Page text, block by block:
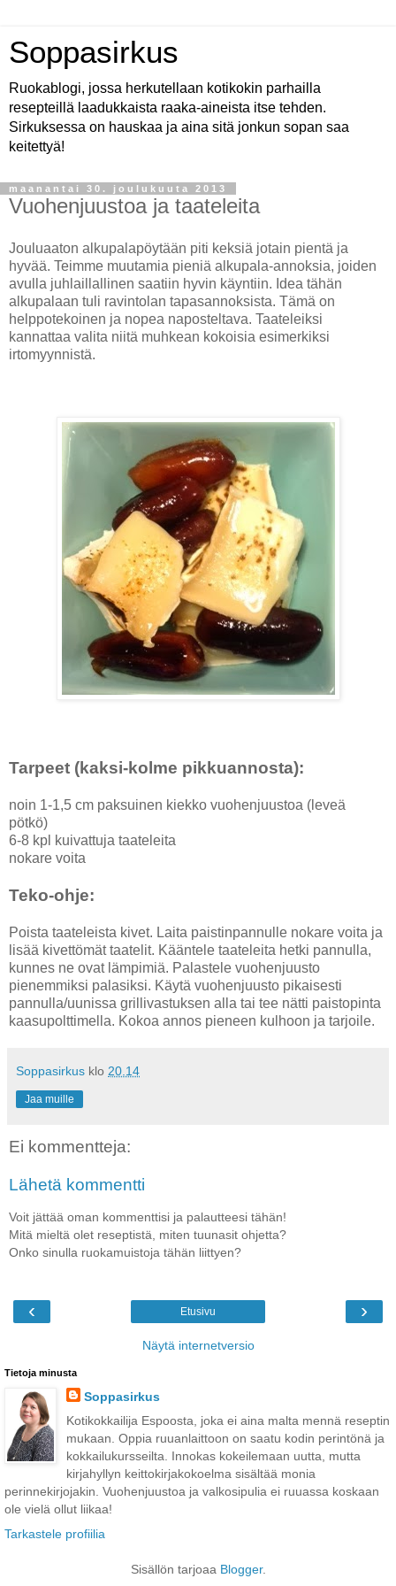
Soppasirkus
Ruokablogi, jossa herkutellaan kotikokin parhailla
resepteillä laadukkaista raaka-aineista itse tehden.
Sirkuksessa on hauskaa ja aina sitä jonkun sopan saa
keitettyä!
maanantai 30. joulukuuta 2013
Vuohenjuustoa ja taateleita
Jouluaaton alkupalapöytään piti keksiä jotain pientä ja
hyvää. Teimme muutamia pieniä alkupala-annoksia, joiden
avulla juhlaillallinen saatiin hyvin käyntiin. Idea tähän
alkupalaan tuli ravintolan tapasannoksista. Tämä on
helppotekoinen ja nopea naposteltava. Taateleiksi
kannattaa valita niitä muhkean kokoisia esimerkiksi
irtomyynnistä.
Tarpeet (kaksi-kolme pikkuannosta):
noin 1-1,5 cm paksuinen kiekko vuohenjuustoa (leveä
pötkö)
6-8 kpl kuivattuja taateleita
nokare voita
Teko-ohje:
Poista taateleista kivet. Laita paistinpannulle nokare voita ja
lisää kivettömät taatelit. Kääntele taateleita hetki pannulla,
kunnes ne ovat lämpimiä. Palastele vuohenjuusto
pienemmiksi palasiksi. Käytä vuohenjuusto pikaisesti
pannulla/uunissa grillivastuksen alla tai tee nätti paistopinta
kaasupolttimella. Kokoa annos pieneen kulhoon ja tarjoile.
Soppasirkus klo 20.14
Jaa muille
Ei kommentteja:
Lähetä kommentti
Voit jättää oman kommenttisi ja palautteesi tähän!
Mitä mieltä olet reseptistä, miten tuunasit ohjetta?
Onko sinulla ruokamuistoja tähän liittyen?
‹ ›
Etusivu
Näytä internetversio
Tietoja minusta
Soppasirkus
Kotikokkailija Espoosta, joka ei aina malta mennä reseptin
mukaan. Oppia ruuanlaittoon on saatu kodin perintönä ja
kokkailukursseilta. Innokas kokeilemaan uutta, mutta
kirjahyllyn keittokirjakokoelma sisältää monia
perinnekirjojakin. Vuohenjuustoa ja valkosipulia ei ruuassa koskaan
ole vielä ollut liikaa!
Tarkastele profiilia
Sisällön tarjoaa Blogger.